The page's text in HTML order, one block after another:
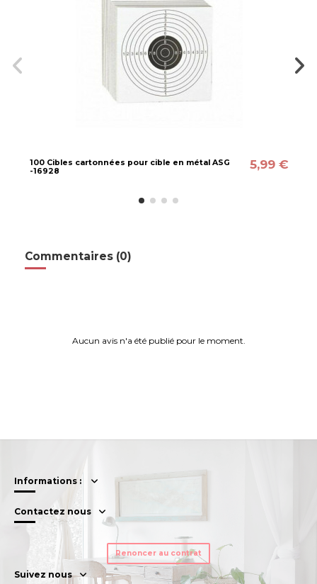
100 Cibles cartonnées pour cible en métal ASG
-16928
5,99 €
Commentaires (0)
Aucun avis n'a été publié pour le moment.
Informations :
Contactez nous
Renoncer au contrat
Suivez nous